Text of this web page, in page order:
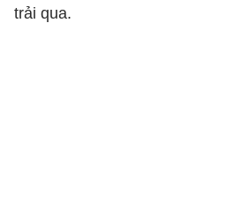
trải qua.